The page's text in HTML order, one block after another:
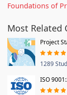
Foundations of
Most Related
Project
1289
ISO